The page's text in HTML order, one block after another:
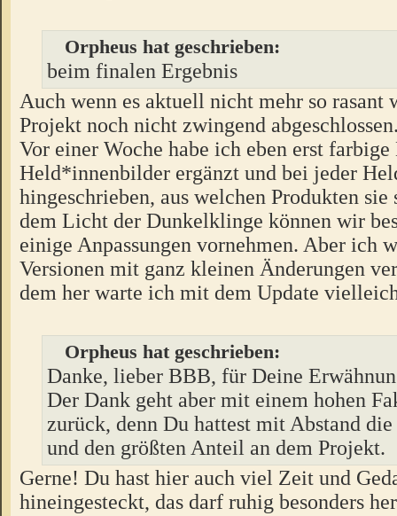
Orpheus hat geschrieben:
beim finalen Ergebnis
Auch wenn es aktuell nicht mehr so rasant
Projekt noch nicht zwingend
Vor einer Woche habe ich eben erst
Held*innenbilder ergänzt und bei jeder
hingeschrieben, aus welchen Produkten
dem Licht der Dunkelklinge können wir
einige Anpassungen vornehmen. Aber ich
Versionen mit ganz kleinen Änderungen
dem her warte ich mit dem Update
Orpheus hat geschrieben:
Danke, lieber BBB, für Deine
Der Dank geht aber mit einem hohen
zurück, denn Du hattest mit Abstand
und den größten Anteil an dem Projekt.
Gerne! Du hast hier auch viel Zeit und
hineingesteckt, das darf ruhig besonders